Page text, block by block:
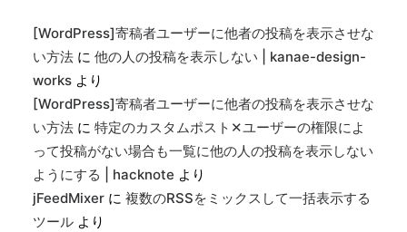
[WordPress]寄稿者ユーザーに他者の投稿を表示させな
い方法 に 他の人の投稿を表示しない | kanae-design-
works より
[WordPress]寄稿者ユーザーに他者の投稿を表示させな
い方法 に 特定のカスタムポスト✕ユーザーの権限によ
って投稿がない場合も一覧に他の人の投稿を表示しない
ようにする | hacknote より
jFeedMixer に 複数のRSSをミックスして一括表示する
ツール より